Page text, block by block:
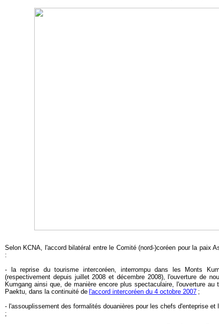
Selon KCNA, l'accord bilatéral entre le Comité (nord-)coréen pour la paix
:
- la reprise du tourisme intercoréen, interrompu dans les Monts
(respectivement depuis juillet 2008 et décembre 2008), l'ouverture de
Kumgang ainsi que, de manière encore plus spectaculaire, l'ouverture au
Paektu, dans la continuité de l'accord intercoréen du 4 octobre 2007 ;
- l'assouplissement des formalités douanières pour les chefs d'enteprise et
;